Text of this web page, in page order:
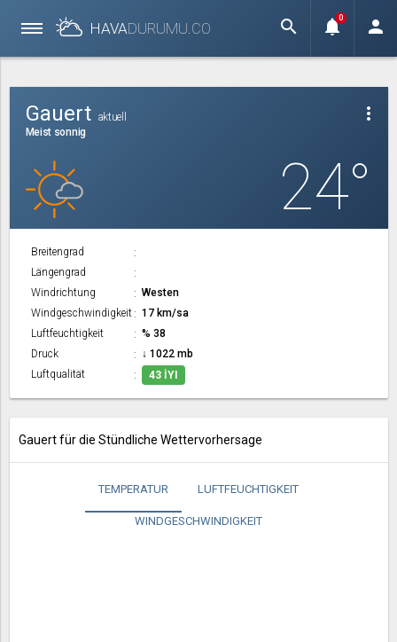
HAVADURUMU.CO search notifications
0 person
more_vert
Gauert
aktuell
Meist sonnig
24°
Breitengrad
Längengrad
Windrichtung
Westen
Windgeschwindigkeit
17 km/sa
Luftfeuchtigkeit
% 38
Druck
↓ 1022 mb
Luftqualität
43 İYI
Gauert für die Stündliche Wettervorhersage
TEMPERATUR LUFTFEUCHTIGKEIT
WINDGESCHWINDIGKEIT